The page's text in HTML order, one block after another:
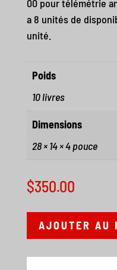
00 pour télémétrie
a 8 unités de
unité.
Poids
10 livres
Dimensions
28 × 14 × 4 pouce
$350.00
AJOUTER AU